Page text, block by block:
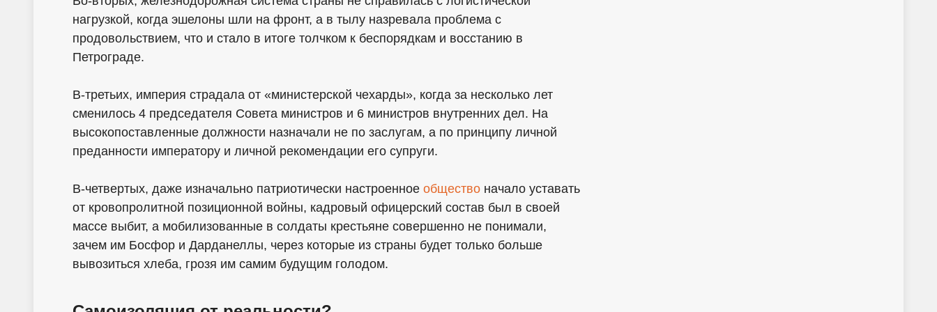
нагрузкой, когда эшелоны шли на фронт, а в тылу назревала проблема с
продовольствием, что и стало в итоге толчком к беспорядкам и восстанию в
Петрограде.
В-третьих, империя страдала от «министерской чехарды», когда за несколько лет
сменилось 4 председателя Совета министров и 6 министров внутренних дел. На
высокопоставленные должности назначали не по заслугам, а по принципу личной
преданности императору и личной рекомендации его супруги.
В-четвертых, даже изначально патриотически настроенное общество начало уставать
от кровопролитной позиционной войны, кадровый офицерский состав был в своей
массе выбит, а мобилизованные в солдаты крестьяне совершенно не понимали,
зачем им Босфор и Дарданеллы, через которые из страны будет только больше
вывозиться хлеба, грозя им самим будущим голодом.